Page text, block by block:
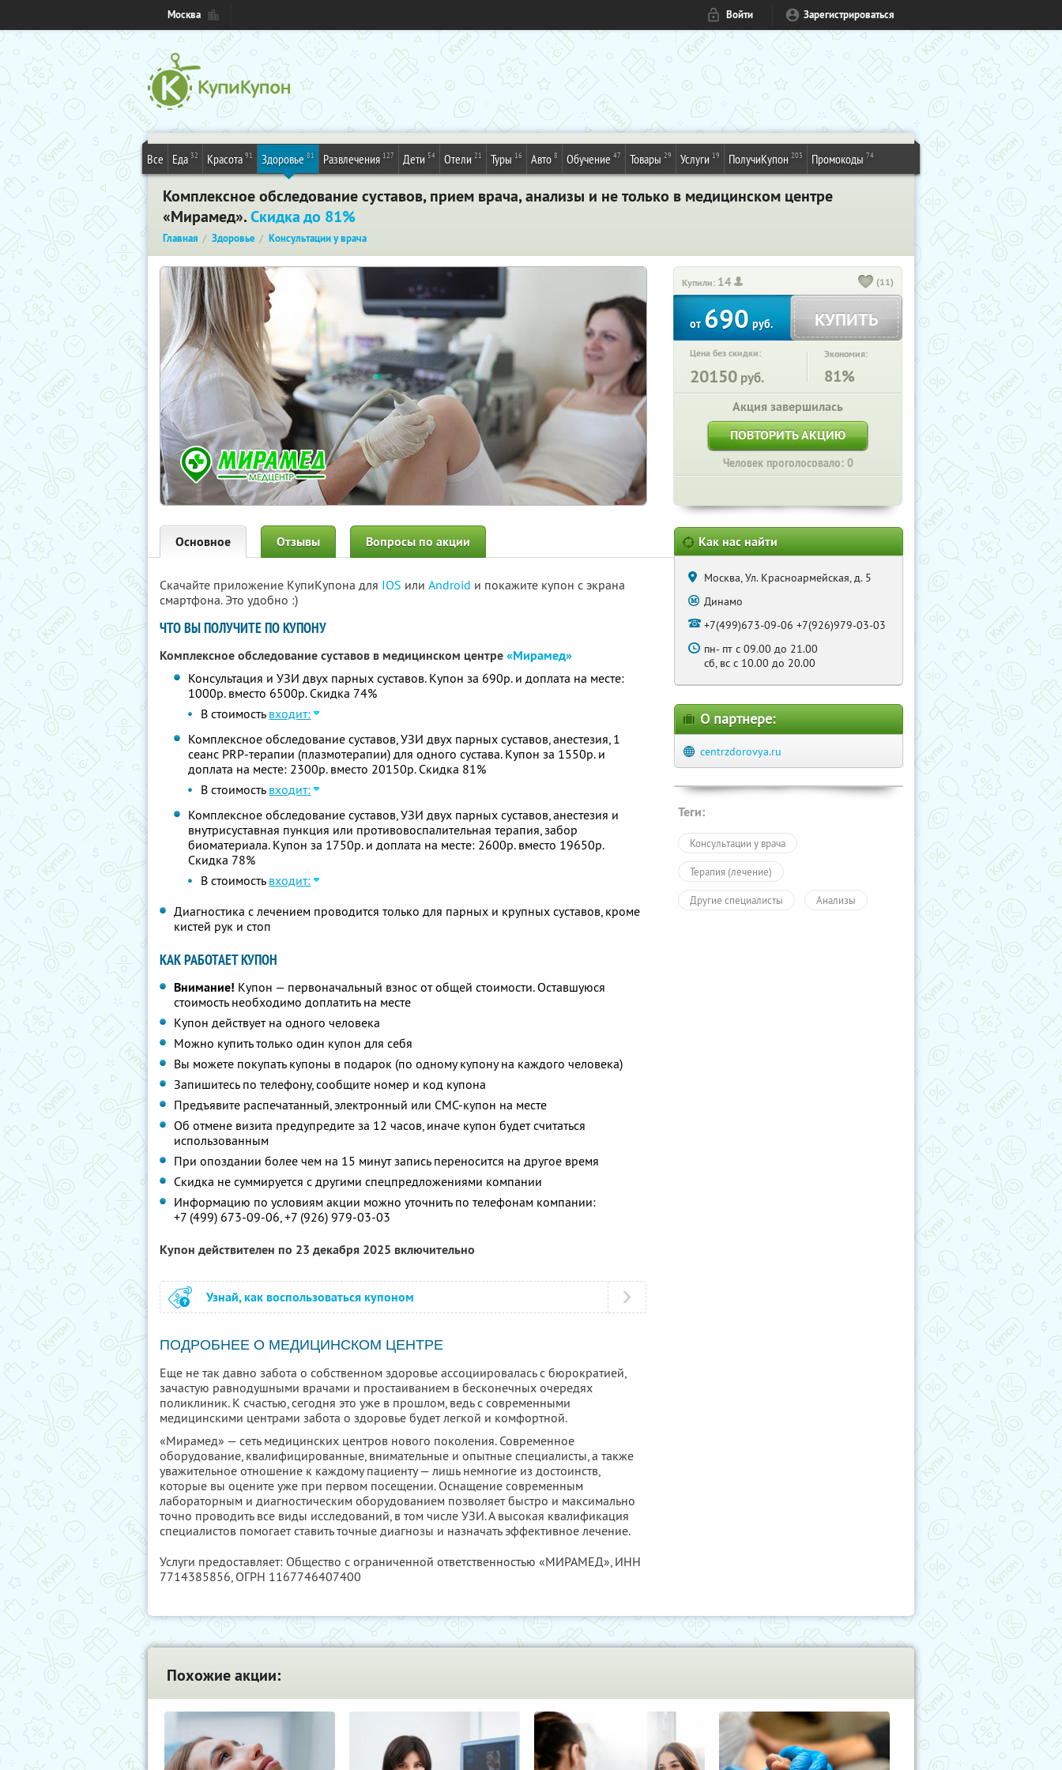
Москва Войти Зарегистрироваться
Все Еда 32 Красота 91 Здоровье 81 Развлечения 127 Дети 54 Отели 21 Туры 16 Авто 8 Обучение 47 Товары 29 Услуги 19 ПолучиКупон 203 Промокоды 74
Комплексное обследование суставов, прием врача, анализы и не только в медицинском центре
«Мирамед».Скидка до 81%
Главная Здоровье Консультации у врача
Купили: 14 (11)
от690руб. КУПИТЬ
Цена без скидки:
20150 руб.
Экономия:
81%
Акция завершилась
ПОВТОРИТЬ АКЦИЮ
Человек проголосовало: 0
Основное Отзывы Вопросы по акции
Скачайте приложение КупиКупона для IOS или Android и покажите купон с экрана
смартфона. Это удобно :)
ЧТО ВЫ ПОЛУЧИТЕ ПО КУПОНУ
Комплексное обследование суставов в медицинском центре«Мирамед»
Консультация и УЗИ двух парных суставов. Купон за 690р. и доплата на месте:
1000р. вместо 6500р. Скидка 74%
В стоимость входит:
Комплексное обследование суставов, УЗИ двух парных суставов, анестезия, 1
сеанс PRP-терапии (плазмотерапии) для одного сустава. Купон за 1550р. и
доплата на месте: 2300р. вместо 20150р. Скидка 81%
В стоимость входит:
Комплексное обследование суставов, УЗИ двух парных суставов, анестезия и
внутрисуставная пункция или противовоспалительная терапия, забор
биоматериала. Купон за 1750р. и доплата на месте: 2600р. вместо 19650р.
Скидка 78%
В стоимость входит:
Диагностика с лечением проводится только для парных и крупных суставов, кроме
кистей рук и стоп
КАК РАБОТАЕТ КУПОН
Внимание! Купон — первоначальный взнос от общей стоимости. Оставшуюся
стоимость необходимо доплатить на месте
Купон действует на одного человека
Можно купить только один купон для себя
Вы можете покупать купоны в подарок (по одному купону на каждого человека)
Запишитесь по телефону, сообщите номер и код купона
Предъявите распечатанный, электронный или СМС-купон на месте
Об отмене визита предупредите за 12 часов, иначе купон будет считаться
использованным
При опоздании более чем на 15 минут запись переносится на другое время
Скидка не суммируется с другими спецпредложениями компании
Информацию по условиям акции можно уточнить по телефонам компании:
+7 (499) 673-09-06, +7 (926) 979-03-03
Купон действителен по 23 декабря 2025 включительно
Узнай, как воспользоваться купоном
ПОДРОБНЕЕ О МЕДИЦИНСКОМ ЦЕНТРЕ
Еще не так давно забота о собственном здоровье ассоциировалась с бюрократией,
зачастую равнодушными врачами и простаиванием в бесконечных очередях
поликлиник. К счастью, сегодня это уже в прошлом, ведь с современными
медицинскими центрами забота о здоровье будет легкой и комфортной.
«Мирамед» — сеть медицинских центров нового поколения. Современное
оборудование, квалифицированные, внимательные и опытные специалисты, а также
уважительное отношение к каждому пациенту — лишь немногие из достоинств,
которые вы оцените уже при первом посещении. Оснащение современным
лабораторным и диагностическим оборудованием позволяет быстро и максимально
точно проводить все виды исследований, в том числе УЗИ. А высокая квалификация
специалистов помогает ставить точные диагнозы и назначать эффективное лечение.
Услуги предоставляет: Общество с ограниченной ответственностью «МИРАМЕД», ИНН
7714385856, ОГРН 1167746407400
Как нас найти
Москва, Ул. Красноармейская, д. 5
Динамо
+7(499)673-09-06 +7(926)979-03-03
пн- пт с 09.00 до 21.00
сб, вс с 10.00 до 20.00
О партнере:
centrzdorovya.ru
Теги:
Консультации у врача
Терапия (лечение)
Другие специалисты Анализы
Похожие акции: